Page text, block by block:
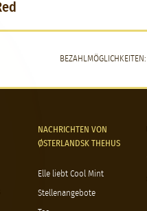
BEZAHLMÖGLICHKEITEN:
NACHRICHTEN VON
ØSTERLANDSK THEHUS
Elle liebt Cool Mint
Stellenangebote